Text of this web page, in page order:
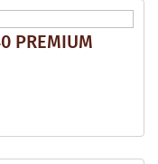
PREMIUM